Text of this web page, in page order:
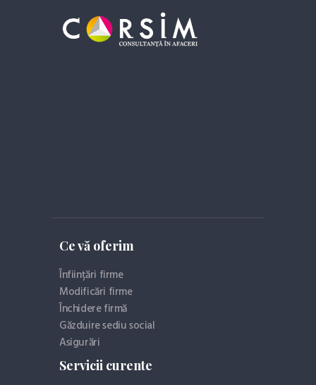
Ce vă oferim
Înființări firme
Modificări firme
Închidere firmă
Găzduire sediu social
Asigurări
Servicii curente